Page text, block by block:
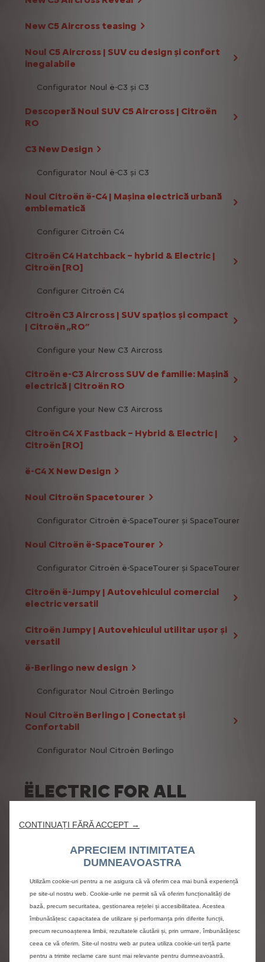
New C5 Aircross teasing
Noul C5 Aircross | SUV cu design și confort
inegalabile
Configurator Noul ë-C3 și C3
Descoperă Noul SUV C5 Aircross | Citroën
RO
C3 New Design
Configurator Noul ë-C3 și C3
Noul Citroën ë-C4 | Mașina electrică urbană
emblematică
Configurer Citroën C4
Citroën C4 Hatchback – hybrid & Electric |
Citroën [RO]
Configurer Citroën C4
Citroën C3 Aircross | SUV spațios și compact
| Citroën „RO”
Configure your New C3 Aircross
Citroën e-C3 Aircross SUV de familie: Mașină
electrică | Citroën RO
Configure your New C3 Aircross
Citroën C4 X Fastback – Hybrid & Electric |
Citroën [RO]
ë-C4 X New Design
Noul Citroën Spacetourer
Configurator Citroën ë-SpaceTourer și SpaceTourer
Noul Citroën ë-SpaceTourer
Configurator Citroën ë-SpaceTourer și SpaceTourer
Citroën ë-Jumpy | Autovehiculul comercial
electric versatil
Citroën Jumpy | Autovehiculul utilitar ușor și
versatil
ë-Berlingo new design
Configurator Noul Citroën Berlingo
Noul Citroën Berlingo | Conectat și
Confortabil
Configurator Noul Citroën Berlingo
ËLECTRIC FOR ALL
Gama plug-in hybrid Citroën
Gama de vehicule electrice Citroën
Free2Move ëSolutions
Autonoma vehiculelor Citroën
7.1.1.Plug-in hybrid
CONTINUAȚI FĂRĂ ACCEPT →
APRECIEM INTIMITATEA
DUMNEAVOASTRA
Utilizăm cookie-uri pentru a ne asigura că vă oferim cea mai bună experiență
pe site-ul nostru web. Cookie-urile ne permit să vă oferim funcționalități de
bază, precum securitatea, gestionarea rețelei și accesibilitatea. Acestea
îmbunătățesc capacitatea de utilizare și performanța prin diferite funcții,
precum recunoașterea limbii, rezultatele căutării și, prin urmare, îmbunătățesc
ceea ce vă oferim. Site-ul nostru web ar putea utiliza cookie-uri terță parte
pentru a trimite reclame care sunt mai relevante pentru dumneavoastră.